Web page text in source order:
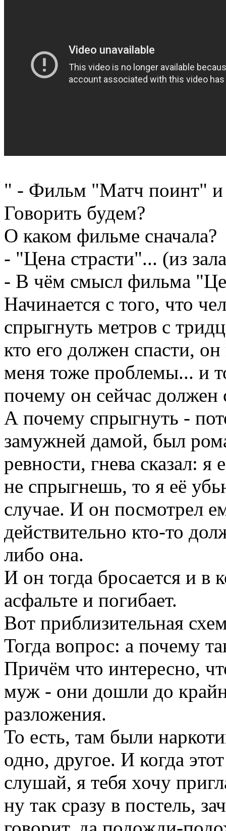
" - Фильм "Матч поинт" и
Говорить будем?
О каком фильме сначала?
- "Цена страсти"... (из
- В чём смысл фильма
Начинается с того, что
спрыгнуть метров с
кто его должен спасти,
меня тоже проблемы... и
почему он сейчас должен
А почему спрыгнуть -
замужней дамой, был
ревности, гнева сказал:
не спрыгнешь, то я её
случае. И он посмотрел
действительно кто-то
либо она.
И он тогда бросается и в
асфальте и погибает.
Вот приблизительная
Тогда вопрос: а почему
Причём что интересно,
муж - они дошли до
разложения.
То есть, там были
одно, другое. И когда
слушай, я тебя хочу
ну так сразу в постель,